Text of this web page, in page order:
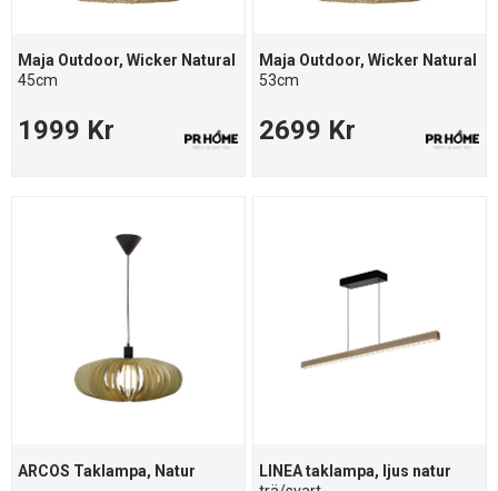
Maja Outdoor, Wicker Natural
45cm
1999 Kr
Maja Outdoor, Wicker Natural
53cm
2699 Kr
ARCOS Taklampa, Natur
LINEA taklampa, ljus natur